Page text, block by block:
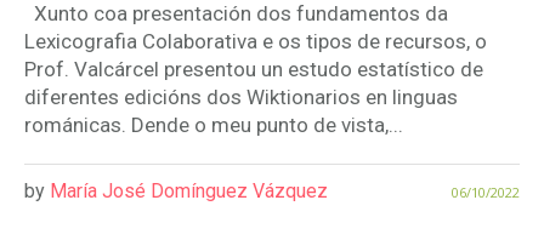
Xunto coa presentación dos fundamentos da
Lexicografia Colaborativa e os tipos de recursos, o
Prof. Valcárcel presentou un estudo estatístico de
diferentes edicións dos Wiktionarios en linguas
románicas. Dende o meu punto de vista,...
06/10/2022
by María José Domínguez Vázquez